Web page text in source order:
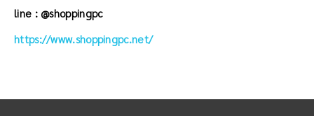
line : @shoppingpc
https://www.shoppingpc.net/